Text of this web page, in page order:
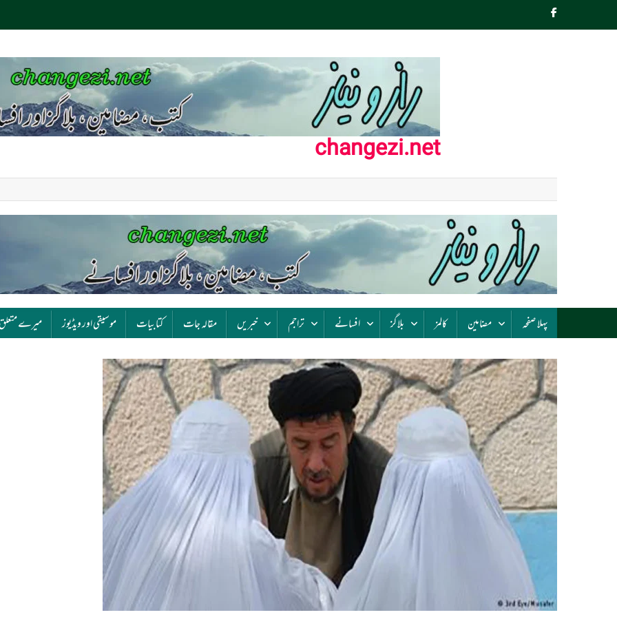
to
changezi.net
پہلا صفحہ مضامین کالمز بلاگز افسانے تراجم خبریں مقالہ جات کتابیات موسیقی اور ویڈیوز میرے متعلق